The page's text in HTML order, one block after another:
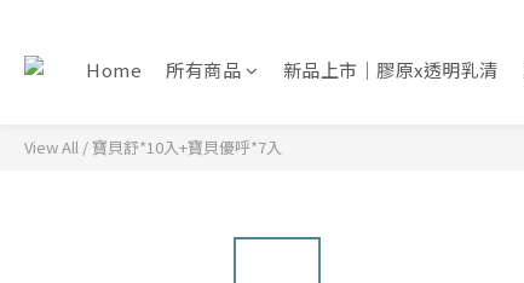
Home 所有商品 新品上市｜膠原x透明乳清
View All /寶貝舒*10入+寶貝優呼*7入